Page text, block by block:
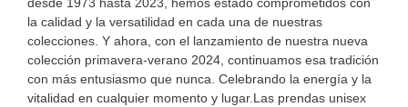
desde 1973 hasta 2023, hemos estado comprometidos con
la calidad y la versatilidad en cada una de nuestras
colecciones. Y ahora, con el lanzamiento de nuestra nueva
colección primavera-verano 2024, continuamos esa tradición
con más entusiasmo que nunca. Celebrando la energía y la
vitalidad en cualquier momento y lugar.Las prendas unisex